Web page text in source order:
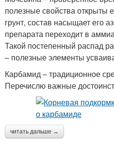
полезные свойства открыты
грунт, состав насыщает его
препарата переходит в
Такой постепенный распад
– полезные элементы
Карбамид – традиционное
Перечислю важные
читать дальше →